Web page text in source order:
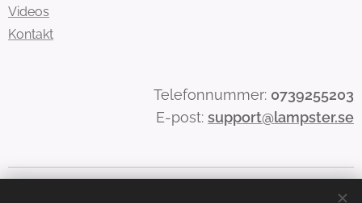
Videos
Kontakt
Telefonnummer: 0739255203
E-post: support@lampster.se